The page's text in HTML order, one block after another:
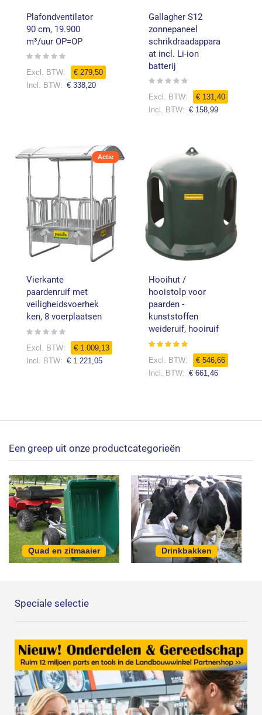
Plafondventilator
90 cm, 19.900
m³/uur OP=OP
Rating:
€ 279,50
€ 338,20
Gallagher S12
zonnepaneel
schrikdraadappara
at incl. Li-ion
batterij
Rating:
€ 131,40
Speciale
€ 158,99
Actie
Vierkante
paardenruif met
veiligheidsvoerhek
ken, 8 voerplaatsen
Rating:
€ 1.009,13
Speciale
€ 1.221,05
Hooihut /
hooistolp voor
paarden -
kunststoffen
weideruif, hooiruif
Waardering:
€ 546,66
€ 661,46
Een greep uit onze productcategorieën
Quad en zitmaaier Drinkbakken
Speciale selectie